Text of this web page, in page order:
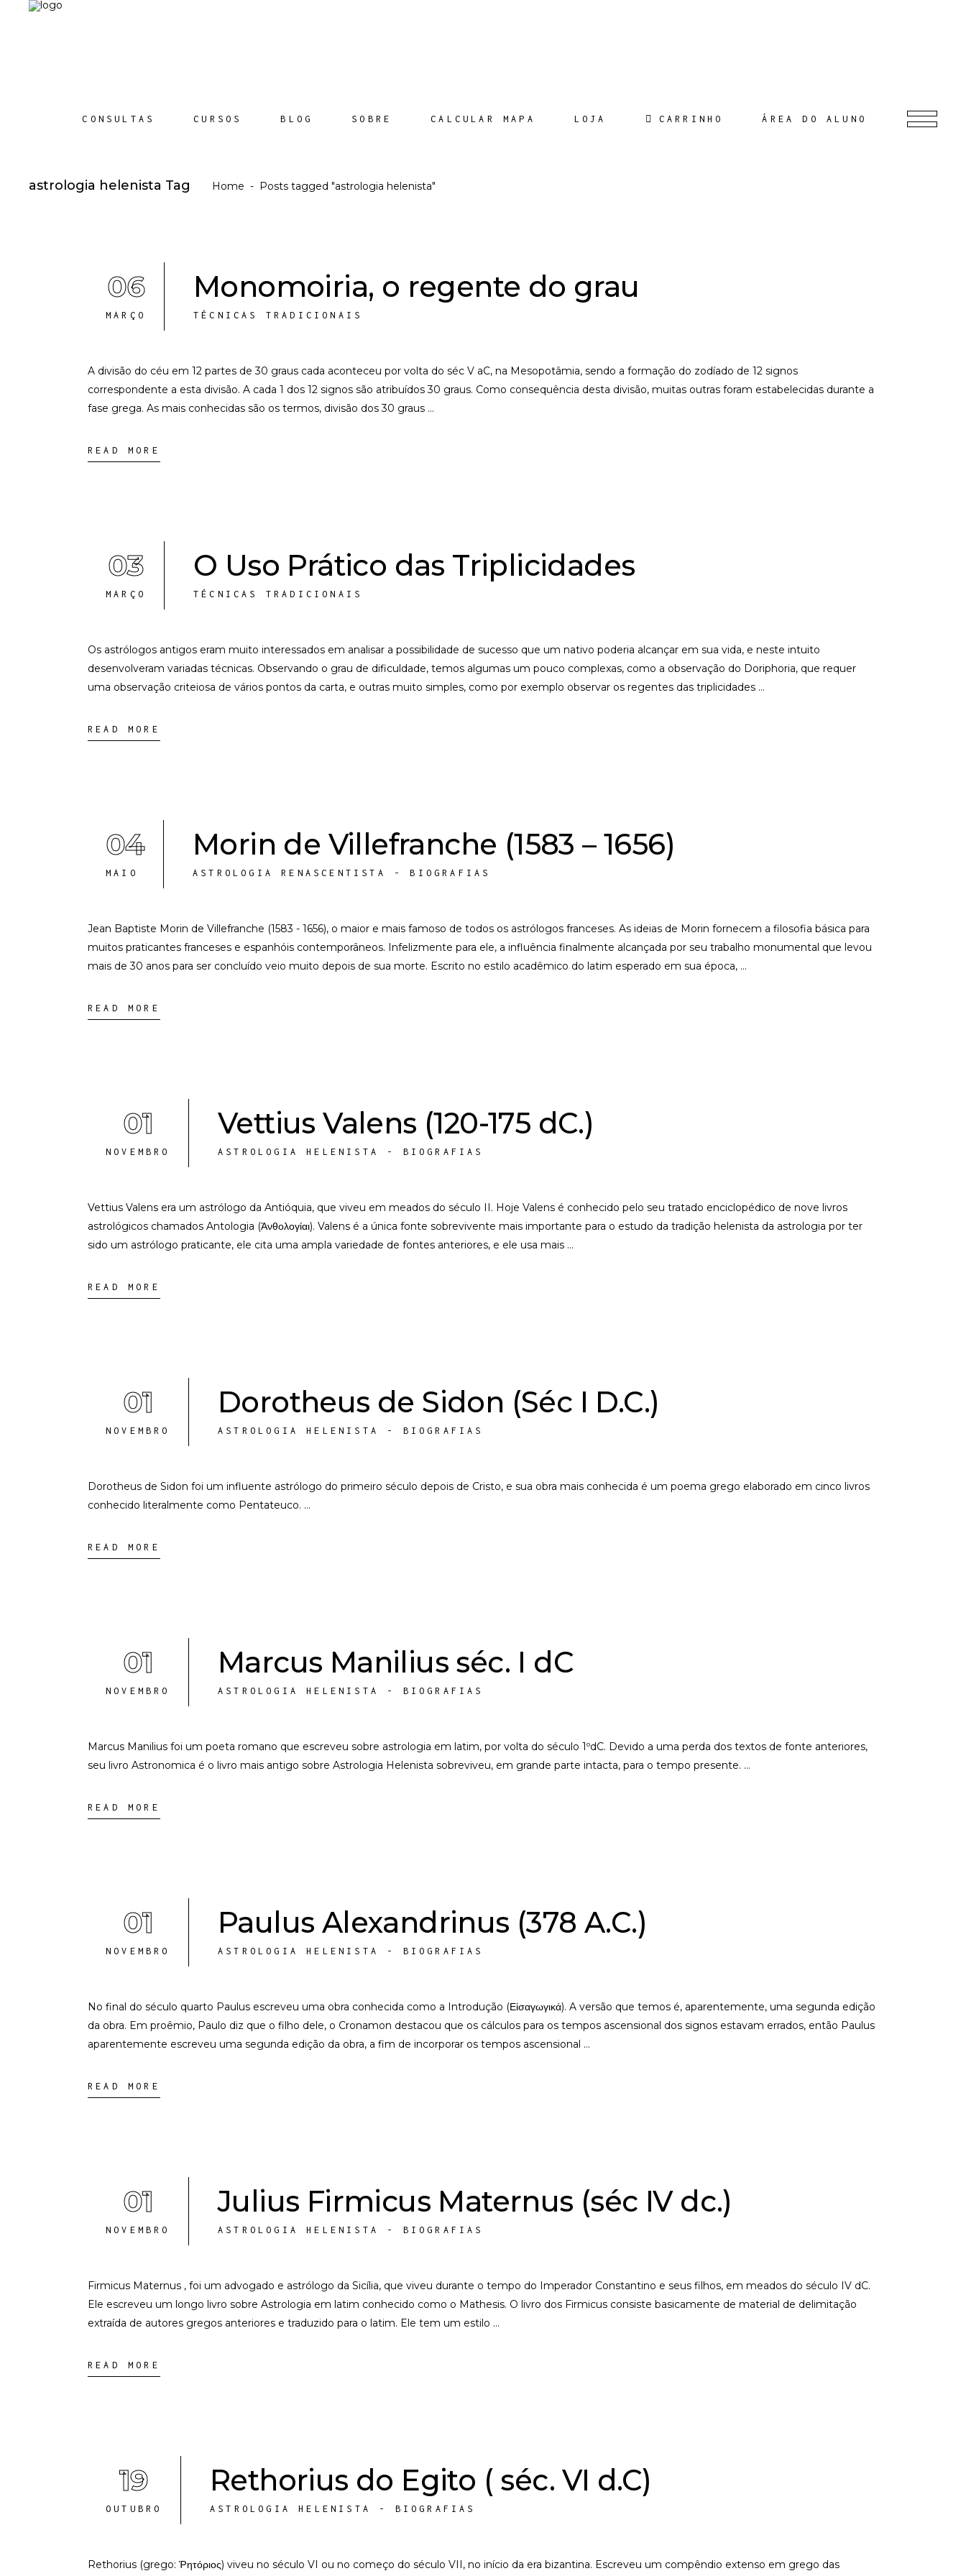
CONSULTAS CURSOS BLOG SOBRE CALCULAR MAPA LOJA CARRINHO ÁREA DO ALUNO
astrologia helenista Tag Home - Posts tagged "astrologia helenista"
06
MARÇO
Monomoiria, o regente do grau
TÉCNICAS TRADICIONAIS
A divisão do céu em 12 partes de 30 graus cada aconteceu por volta do séc V aC, na Mesopotâmia, sendo a formação do zodíado de 12 signos
correspondente a esta divisão. A cada 1 dos 12 signos são atribuídos 30 graus. Como consequência desta divisão, muitas outras foram estabelecidas durante a
fase grega. As mais conhecidas são os termos, divisão dos 30 graus
READ MORE
03
MARÇO
O Uso Prático das Triplicidades
TÉCNICAS TRADICIONAIS
Os astrólogos antigos eram muito interessados em analisar a possibilidade de sucesso que um nativo poderia alcançar em sua vida, e neste intuito
desenvolveram variadas técnicas. Observando o grau de dificuldade, temos algumas um pouco complexas, como a observação do Doriphoria, que requer
uma observação criteiosa de vários pontos da carta, e outras muito simples, como por exemplo observar os regentes das triplicidades
READ MORE
04
MAIO
Morin de Villefranche (1583 – 1656)
ASTROLOGIA RENASCENTISTA - BIOGRAFIAS
Jean Baptiste Morin de Villefranche (1583 - 1656), o maior e mais famoso de todos os astrólogos franceses. As ideias de Morin fornecem a filosofia básica para
muitos praticantes franceses e espanhóis contemporâneos. Infelizmente para ele, a influência finalmente alcançada por seu trabalho monumental que levou
mais de 30 anos para ser concluído veio muito depois de sua morte. Escrito no estilo acadêmico do latim esperado em sua época,
READ MORE
01
NOVEMBRO
Vettius Valens (120-175 dC.)
ASTROLOGIA HELENISTA - BIOGRAFIAS
Vettius Valens era um astrólogo da Antióquia, que viveu em meados do século II. Hoje Valens é conhecido pelo seu tratado enciclopédico de nove livros
astrológicos chamados Antologia (Ἀνθολογίαι). Valens é a única fonte sobrevivente mais importante para o estudo da tradição helenista da astrologia por ter
sido um astrólogo praticante, ele cita uma ampla variedade de fontes anteriores, e ele usa mais
READ MORE
01
NOVEMBRO
Dorotheus de Sidon (Séc I D.C.)
ASTROLOGIA HELENISTA - BIOGRAFIAS
Dorotheus de Sidon foi um influente astrólogo do primeiro século depois de Cristo, e sua obra mais conhecida é um poema grego elaborado em cinco livros
conhecido literalmente como Pentateuco.
READ MORE
01
NOVEMBRO
Marcus Manilius séc. I dC
ASTROLOGIA HELENISTA - BIOGRAFIAS
Marcus Manilius foi um poeta romano que escreveu sobre astrologia em latim, por volta do século 1ºdC. Devido a uma perda dos textos de fonte anteriores,
seu livro Astronomica é o livro mais antigo sobre Astrologia Helenista sobreviveu, em grande parte intacta, para o tempo presente.
READ MORE
01
NOVEMBRO
Paulus Alexandrinus (378 A.C.)
ASTROLOGIA HELENISTA - BIOGRAFIAS
No final do século quarto Paulus escreveu uma obra conhecida como a Introdução (Εἰσαγωγικά). A versão que temos é, aparentemente, uma segunda edição
da obra. Em proêmio, Paulo diz que o filho dele, o Cronamon destacou que os cálculos para os tempos ascensional dos signos estavam errados, então Paulus
aparentemente escreveu uma segunda edição da obra, a fim de incorporar os tempos ascensional
READ MORE
01
NOVEMBRO
Julius Firmicus Maternus (séc IV dc.)
ASTROLOGIA HELENISTA - BIOGRAFIAS
Firmicus Maternus , foi um advogado e astrólogo da Sicília, que viveu durante o tempo do Imperador Constantino e seus filhos, em meados do século IV dC.
Ele escreveu um longo livro sobre Astrologia em latim conhecido como o Mathesis. O livro dos Firmicus consiste basicamente de material de delimitação
extraída de autores gregos anteriores e traduzido para o latim. Ele tem um estilo
READ MORE
19
OUTUBRO
Rethorius do Egito ( séc. VI d.C)
ASTROLOGIA HELENISTA - BIOGRAFIAS
Rethorius (grego: Ῥητόριος) viveu no século VI ou no começo do século VII, no início da era bizantina. Escreveu um compêndio extenso em grego das